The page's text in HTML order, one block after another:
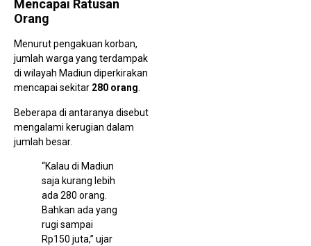
Mencapai Ratusan
Orang
Menurut pengakuan korban,
jumlah warga yang terdampak
di wilayah Madiun diperkirakan
mencapai sekitar 280 orang.
Beberapa di antaranya disebut
mengalami kerugian dalam
jumlah besar.
“Kalau di Madiun
saja kurang lebih
ada 280 orang.
Bahkan ada yang
rugi sampai
Rp150 juta,” ujar